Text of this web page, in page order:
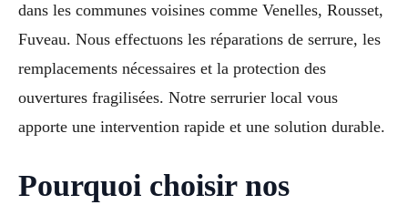
dans les communes voisines comme Venelles, Rousset,
Fuveau. Nous effectuons les réparations de serrure, les
remplacements nécessaires et la protection des
ouvertures fragilisées. Notre serrurier local vous
apporte une intervention rapide et une solution durable.
Pourquoi choisir nos